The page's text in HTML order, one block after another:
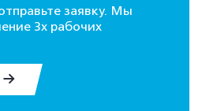
заявку. Мы
3х рабочих